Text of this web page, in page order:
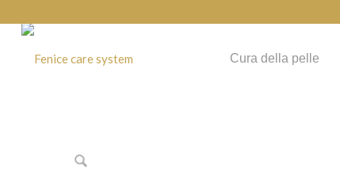
Cura della pelle